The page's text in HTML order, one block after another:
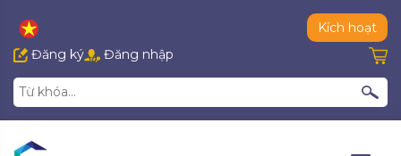
Kích hoạt
Đăng ký
Đăng nhập